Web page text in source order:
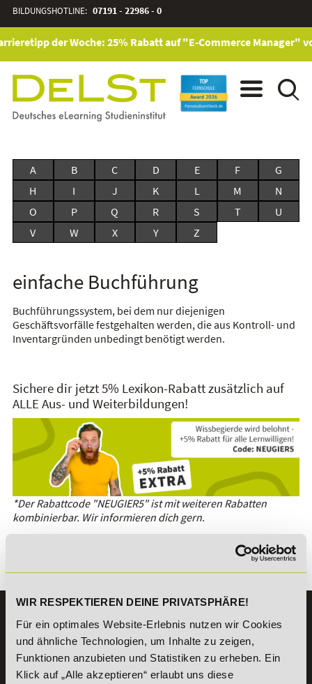
WIR RESPEKTIEREN DEINE PRIVATSPHÄRE!
Für ein optimales Website-Erlebnis nutzen wir Cookies
und ähnliche Technologien, um Inhalte zu zeigen,
Funktionen anzubieten und Statistiken zu erheben. Ein
Klick auf „Alle akzeptieren“ erlaubt uns diese
BILDUNGSHOTLINE: 07191 - 22986 - 0
der Woche: 25% Rabatt auf "E-Commerce Manager"
A B C D E F
G
H
I J K L M
N
O
P Q R S T
U
V
W X Y Z
einfache Buchführung
Buchführungssystem, bei dem nur diejenigen
Geschäftsvorfälle festgehalten werden, die aus Kontroll- und
Inventargründen unbedingt benötigt werden.
Sichere dir jetzt 5% Lexikon-Rabatt zusätzlich auf
ALLE Aus- und Weiterbildungen!
*Der Rabattcode "NEUGIER5" ist mit weiteren Rabatten
kombinierbar. Wir informieren dich gern.
Es gibt keine Einträge mit diesem Anfangsbuchstaben.
KONTAKT
07191 - 22986 - 0
+49 (0) 7191 9513203